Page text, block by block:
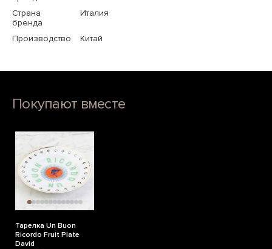
Страна
бренда
Италия
Производство Китай
Покупают вместе
Тарелка Un Buon
Ricordo Fruit Plate
David